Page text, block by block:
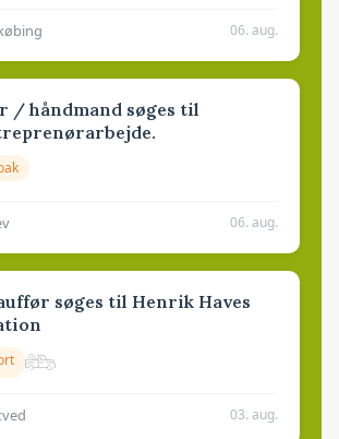
06. aug.
/ håndmand søges til
06. aug.
søges til Henrik Haves
03. aug.